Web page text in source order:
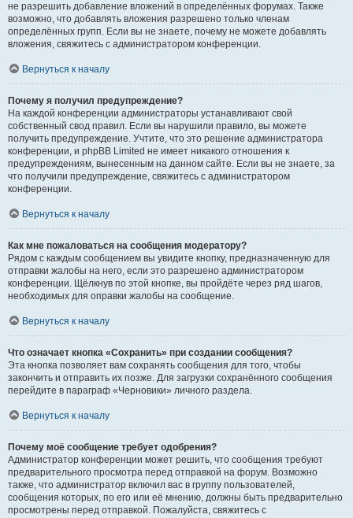
не разрешить добавление вложений в определённых форумах. Также
возможно, что добавлять вложения разрешено только членам
определённых групп. Если вы не знаете, почему не можете добавлять
вложения, свяжитесь с администратором конференции.
Вернуться к началу
Почему я получил предупреждение?
На каждой конференции администраторы устанавливают свой
собственный свод правил. Если вы нарушили правило, вы можете
получить предупреждение. Учтите, что это решение администратора
конференции, и phpBB Limited не имеет никакого отношения к
предупреждениям, вынесенным на данном сайте. Если вы не знаете, за
что получили предупреждение, свяжитесь с администратором
конференции.
Вернуться к началу
Как мне пожаловаться на сообщения модератору?
Рядом с каждым сообщением вы увидите кнопку, предназначенную для
отправки жалобы на него, если это разрешено администратором
конференции. Щёлкнув по этой кнопке, вы пройдёте через ряд шагов,
необходимых для оправки жалобы на сообщение.
Вернуться к началу
Что означает кнопка «Сохранить» при создании сообщения?
Эта кнопка позволяет вам сохранять сообщения для того, чтобы
закончить и отправить их позже. Для загрузки сохранённого сообщения
перейдите в параграф «Черновики» личного раздела.
Вернуться к началу
Почему моё сообщение требует одобрения?
Администратор конференции может решить, что сообщения требуют
предварительного просмотра перед отправкой на форум. Возможно
также, что администратор включил вас в группу пользователей,
сообщения которых, по его или её мнению, должны быть предварительно
просмотрены перед отправкой. Пожалуйста, свяжитесь с